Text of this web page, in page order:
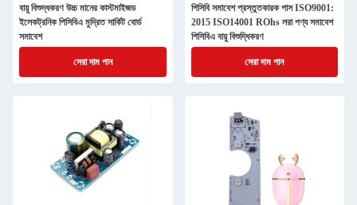
বায়ু বিশুদ্ধকরণ উচ্চ মানের কাস্টমাইজড
ইলেকট্রনিক পিসিবিএ মুদ্রিত সার্কিট বোর্ড
সমাবেশ
সেরা দাম পান
পিসিবি সমাবেশ প্রস্তুতকারক পাস ISO9001:
2015 ISO14001 ROhs লরা পণ্য সমাবেশ
পিসিবিএ বায়ু বিশুদ্ধিকরণ
সেরা দাম পান